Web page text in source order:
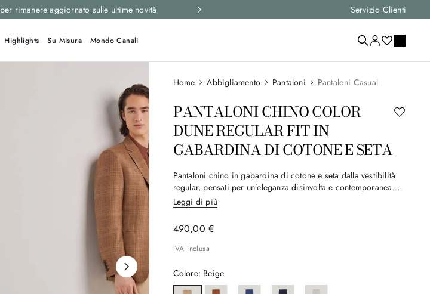
per rimanere aggiornato sulle ultime novità Seleziona la tua taglia escegli l'articolo
Servizio Clienti
Highlights Su Misura Mondo Canali
Abbigliamento Pantaloni Pantaloni Casual
PANTALONI CHINO COLOR
DUNE REGULAR FIT IN
GABARDINA DI COTONE E SETA
Pantaloni chino in gabardina di cotone e seta dalla vestibilità
regular, pensati per un’eleganza disinvolta e contemporanea.
L’assenza di pinces definisce un design pulito, mentre il tessuto
con una leggera componente elastica accompagna i movimenti
con naturalezza. Un modello versatile che unisce comfort e
raffinatezza, ideale per l’uomo che predilige look essenziali e
dinamici.
Leggi di più
490,00 €
IVA inclusa
Colore: Beige